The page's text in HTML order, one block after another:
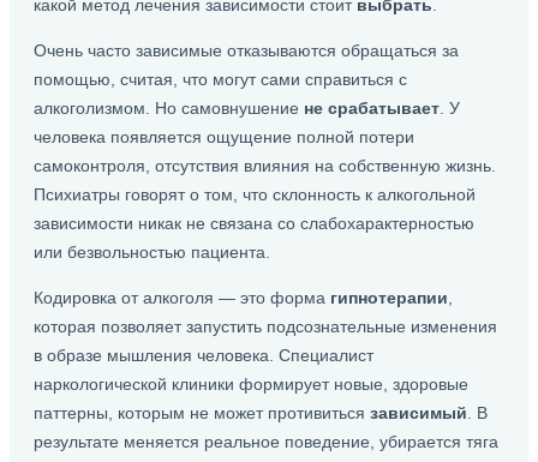
какой метод лечения зависимости стоит выбрать
Очень часто зависимые отказываются обращаться за
помощью, считая, что могут сами справиться с
алкоголизмом. Но самовнушение не срабатывает . У
человека появляется ощущение полной потери
самоконтроля, отсутствия влияния на собственную жизнь.
Психиатры говорят о том, что склонность к алкогольной
зависимости никак не связана со слабохарактерностью
или безвольностью пациента.
Кодировка от алкоголя — это форма гипнотерапии
которая позволяет запустить подсознательные изменения
в образе мышления человека. Специалист
наркологической клиники формирует новые, здоровые
паттерны, которым не может противиться зависимый . В
результате меняется реальное поведение, убирается тяга